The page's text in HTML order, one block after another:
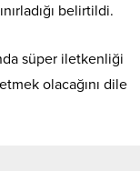
belirtildi.
süper iletkenliği
olacağını dile